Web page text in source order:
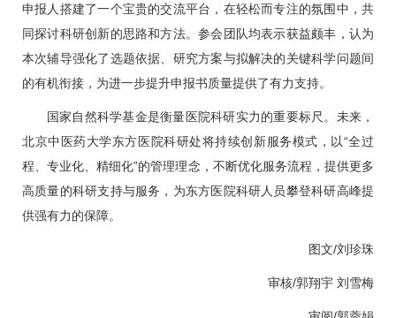
申报人搭建了一个宝贵的交流平台，在轻松而专注的氛围中，共
同探讨科研创新的思路和方法。参会团队均表示获益颇丰，认为
本次辅导强化了选题依据、研究方案与拟解决的关键科学问题间
的有机衔接，为进一步提升申报书质量提供了有力支持。
国家自然科学基金是衡量医院科研实力的重要标尺。未来，
北京中医药大学东方医院科研处将持续创新服务模式，以“全过
程、专业化、精细化”的管理理念，不断优化服务流程，提供更多
高质量的科研支持与服务，为东方医院科研人员攀登科研高峰提
供强有力的保障。
图文/刘珍珠
审核/郭翔宇 刘雪梅